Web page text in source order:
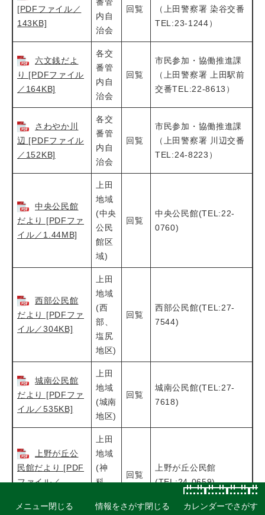
メニュー閉じる 情報をさがす閉じる カレンダーでさがす
[PDFファイル／
143KB]
内自
治会
回覧
（上田警察署 染谷交番
TEL:23-1244）
六文銭だよ
り [PDFファイル
／164KB]
各交
番管
内自
治会
回覧
市民参加・協働推進課
（上田警察署 上田駅前
交番TEL:22-8613）
さわやか川
辺 [PDFファイル
／152KB]
各交
番管
内自
治会
回覧
市民参加・協働推進課
（上田警察署 川辺交番
TEL:24-8223）
中央公民館
だより [PDFファ
イル／1.44MB]
上田
地域
(中央
公民
館区
域)
回覧
中央公民館(TEL:22-
0760)
西部公民館
だより [PDFファ
イル／304KB]
上田
地域
(西
部、
塩尻
地区)
回覧
西部公民館(TEL:27-
7544)
城南公民館
だより [PDFファ
イル／535KB]
上田
地域
(城南
地区)
回覧
城南公民館(TEL:27-
7618)
上野が丘公
民館だより [PDF
ファイル／
上田
地域
(神
科、
地区)
回覧
上野が丘公民館
(TEL:24-0659)